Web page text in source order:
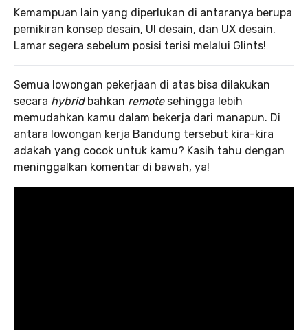
Kemampuan lain yang diperlukan di antaranya berupa
pemikiran konsep desain, UI desain, dan UX desain.
Lamar segera sebelum posisi terisi melalui Glints!
Semua lowongan pekerjaan di atas bisa dilakukan
secara hybridbahkan remotesehingga lebih
memudahkan kamu dalam bekerja dari manapun. Di
antara lowongan kerja Bandung tersebut kira-kira
adakah yang cocok untuk kamu? Kasih tahu dengan
meninggalkan komentar di bawah, ya!